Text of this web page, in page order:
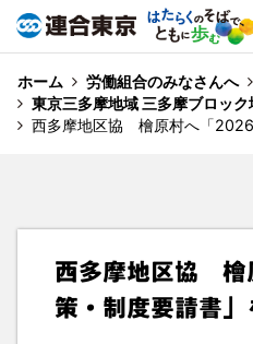
ホーム 労働組合のみなさんへ
東京三多摩地域 三多摩ブロッ
西多摩地区協 檜原村へ「2026
西多摩地区協 檜
策・制度要請書」